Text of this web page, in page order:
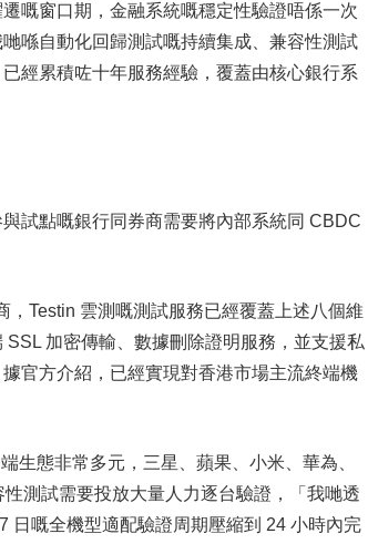
嘅窗口期，金融系統嘅穩定性驗證唔係一次
喺自動化回歸測試嘅持續集成、兼容性測試
經累積咗十年服務經驗，覆蓋由核心銀行系
試點嘅銀行同券商需要將內部系統同 CBDC
Testin 雲測嘅測試服務已經覆蓋上述八個維
加密傳輸、數據刪除證明服務，並支援私
官方介紹，已經實現對香港市場主流終端機
生態非常多元，三星、蘋果、小米、華為、
測試需要投放大量人力逐台驗證，「我哋透
日嘅全機型適配驗證周期壓縮到 24 小時內完